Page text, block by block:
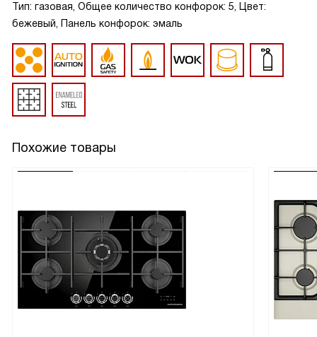
Тип: газовая, Общее количество конфорок: 5, Цвет:
бежевый, Панель конфорок: эмаль
Похожие товары